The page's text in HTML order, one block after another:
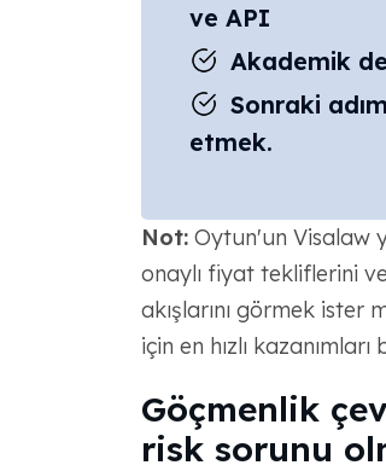
ve API
Akademik
Sonraki
etmek.
Not:Oytun'un Visalaw
onaylı fiyat tekliflerini ve
akışlarını görmek ister
için en hızlı
Göçmenlik
risk sorunu